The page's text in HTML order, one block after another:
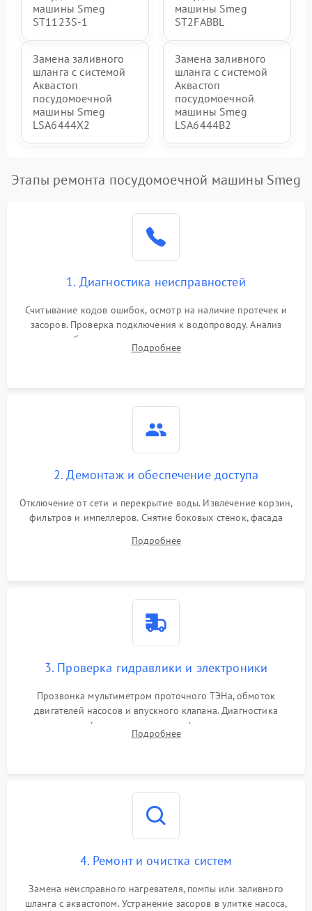
машины Smeg
ST1123S-1
машины Smeg
ST2FABBL
Замена заливного
шланга с системой
Аквастоп
посудомоечной
машины Smeg
LSA6444X2
Замена заливного
шланга с системой
Аквастоп
посудомоечной
машины Smeg
LSA6444B2
Этапы ремонта посудомоечной машины Smeg
1. Диагностика неисправностей
Считывание кодов ошибок, осмотр на наличие протечек и
засоров. Проверка подключения к водопроводу. Анализ
жалоб на отсутствие слива, нагрева, вращения
разбрызгивателей или срабатывание системы защиты
Подробнее
2. Демонтаж и обеспечение доступа
Отключение от сети и перекрытие воды. Извлечение корзин,
фильтров и импеллеров. Снятие боковых стенок, фасада
циркуляционному насосу, ТЭНу и сливной помпе.
Подробнее
3. Проверка гидравлики и электроники
Прозвонка мультиметром проточного ТЭНа, обмоток
двигателей насосов и впускного клапана. Диагностика
прессостата (датчика уровня воды), датчика мутности,
концевика дверцы и электронного модуля управления.
Подробнее
4. Ремонт и очистка систем
Замена неисправного нагревателя, помпы или заливного
шланга с аквастопом. Устранение засоров в улитке насоса,